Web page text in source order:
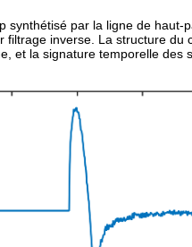
synthétisé par la ligne de
filtrage inverse. La structure
et la signature temporelle des